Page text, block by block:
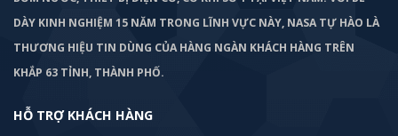
DÀY KINH NGHIỆM 15 NĂM TRONG LĨNH VỰC NÀY, NASA TỰ HÀO LÀ
THƯƠNG HIỆU TIN DÙNG CỦA HÀNG NGÀN KHÁCH HÀNG TRÊN
KHẮP 63 TỈNH, THÀNH PHỐ.
HỖ TRỢ KHÁCH HÀNG